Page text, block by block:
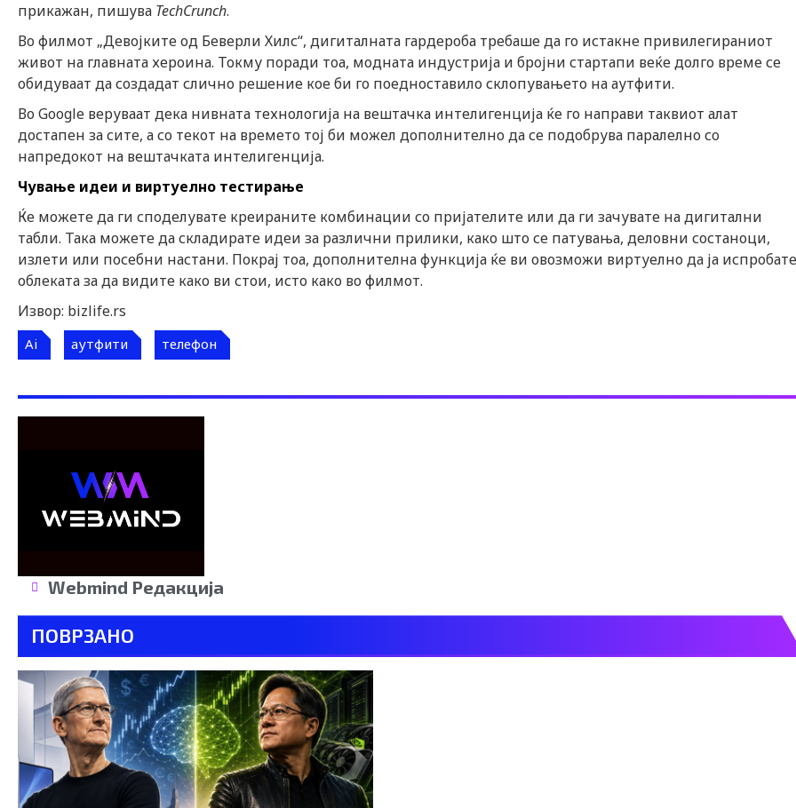
прикажан, пишува TechCrunch.
Во филмот „Девојките од Беверли Хилс“, дигиталната гардероба требаше да го истакне привилегираниот
живот на главната хероина. Токму поради тоа, модната индустрија и бројни стартапи веќе долго време се
обидуваат да создадат слично решение кое би го поедноставило склопувањето на аутфити.
Во Google веруваат дека нивната технологија на вештачка интелигенција ќе го направи таквиот алат
достапен за сите, а со текот на времето тој би можел дополнително да се подобрува паралелно со
напредокот на вештачката интелигенција.
Чување идеи и виртуелно тестирање
Ќе можете да ги споделувате креираните комбинации со пријателите или да ги зачувате на дигитални
табли. Така можете да складирате идеи за различни прилики, како што се патувања, деловни состаноци,
излети или посебни настани. Покрај тоа, дополнителна функција ќе ви овозможи виртуелно да ја испробате
облеката за да видите како ви стои, исто како во филмот.
Извор: bizlife.rs
Ai аутфити телефон
Webmind Редакција
ПОВРЗАНО